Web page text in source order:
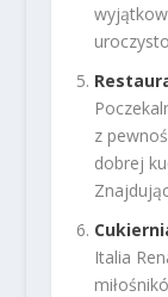
z
dobrej
Italia